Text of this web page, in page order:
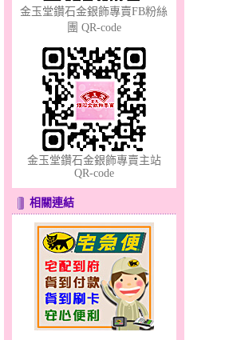
夢想幸福～男黃金戒指
聽見愛～女金鋼手鍊
金玉堂鑽石金銀飾專賣FB粉絲
團 QR-code
金玉堂鑽石金銀飾專賣主站
QR-code
相關連結